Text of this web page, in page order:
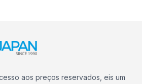
aos preços reservados, eis um